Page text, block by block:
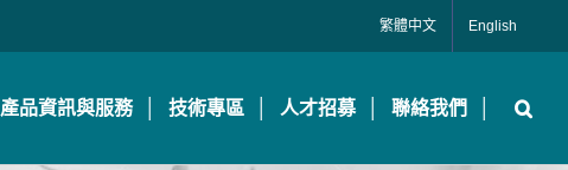
繁體中文 English
產品資訊與服務 技術專區 人才招募 聯絡我們